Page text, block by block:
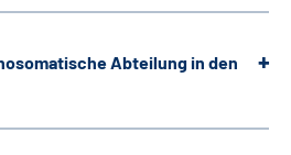
Abteilung in den